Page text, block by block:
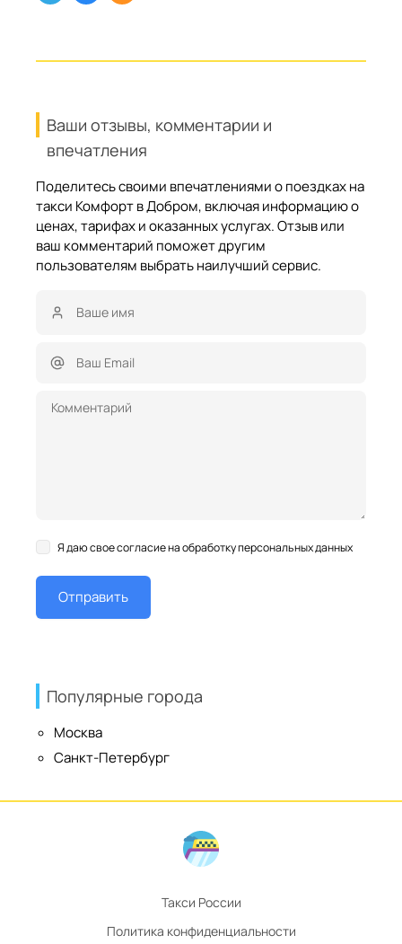
Ваши отзывы, комментарии и
впечатления
Поделитесь своими впечатлениями о поездках на
такси Комфорт в Добром, включая информацию о
ценах, тарифах и оказанных услугах. Отзыв или
ваш комментарий поможет другим
пользователям выбрать наилучший сервис.
Я даю свое согласие на обработку персональных данных
Популярные города
Москва
Санкт-Петербург
Такси России
Политика конфиденциальности